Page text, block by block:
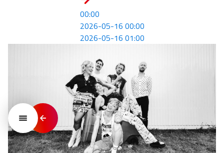
00:00
2026-05-16 00:00
2026-05-16 01:00